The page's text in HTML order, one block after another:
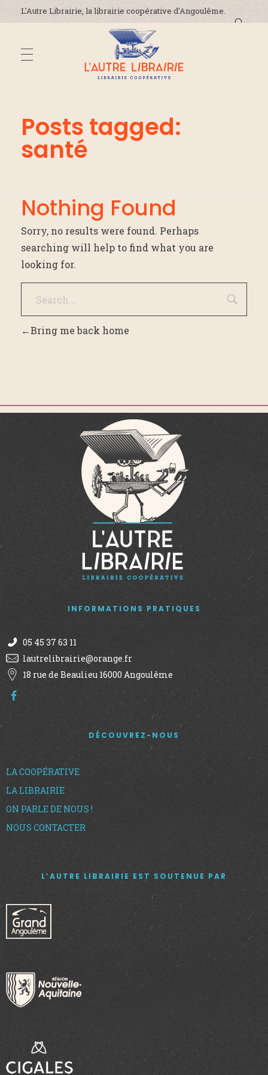
L'Autre Librairie, la librairie coopérative d'Angoulême.
La coopérative
Nous contacter
ADRESSE ET HORAIRES
ÉVÈNEMENTS
ACTUALITÉS
Posts tagged:
santé
Nothing Found
Sorry, no results were found. Perhaps
searching will help to find what you are
looking for.
Bring me back home
INFORMATIONS PRATIQUES
05 45 37 63 11
lautrelibrairie@orange.fr
18 rue de Beaulieu 16000 Angoulême
DÉCOUVREZ-NOUS
LA COOPÉRATIVE
LA LIBRAIRIE
ON PARLE DE NOUS !
NOUS CONTACTER
L’AUTRE LIBRAIRIE EST SOUTENUE PAR